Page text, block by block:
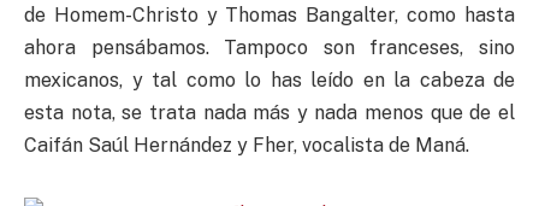
de Homem-Christo y Thomas Bangalter, como hasta
ahora pensábamos. Tampoco son franceses, sino
mexicanos, y tal como lo has leído en la cabeza de
esta nota, se trata nada más y nada menos que de el
Caifán Saúl Hernández y Fher, vocalista de Maná.